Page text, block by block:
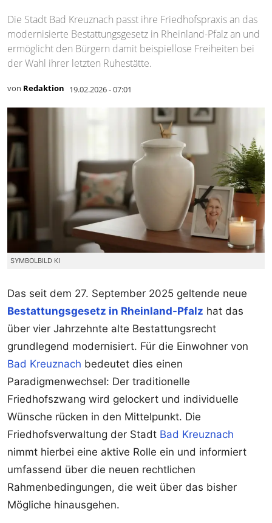
Die Stadt Bad Kreuznach passt ihre Friedhofspraxis an das
modernisierte Bestattungsgesetz in Rheinland-Pfalz an und
ermöglicht den Bürgern damit beispiellose Freiheiten bei
der Wahl ihrer letzten Ruhestätte.
von Redaktion 19.02.2026 - 07:01
SYMBOLBILD KI
Das seit dem 27. September 2025 geltende neue
Bestattungsgesetz in Rheinland-Pfalz hat das
über vier Jahrzehnte alte Bestattungsrecht
grundlegend modernisiert. Für die Einwohner von
Bad Kreuznach bedeutet dies einen
Paradigmenwechsel: Der traditionelle
Friedhofszwang wird gelockert und individuelle
Wünsche rücken in den Mittelpunkt. Die
Friedhofsverwaltung der Stadt Bad Kreuznach
nimmt hierbei eine aktive Rolle ein und informiert
umfassend über die neuen rechtlichen
Rahmenbedingungen, die weit über das bisher
Mögliche hinausgehen.